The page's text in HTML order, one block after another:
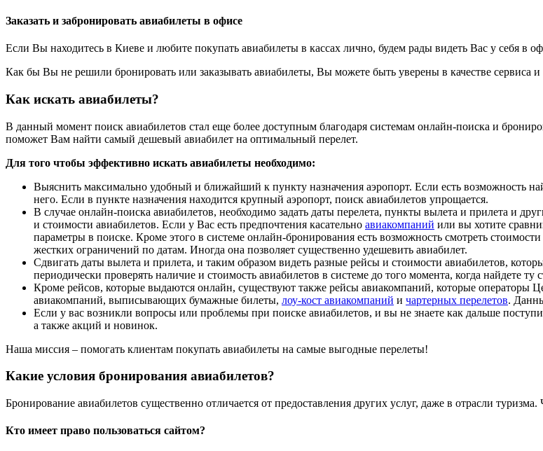
Заказать и забронировать авиабилеты в офисе
Если Вы находитесь в Киеве и любите покупать авиабилеты в кассах лично, будем рады видеть Вас у себя в
Как бы Вы не решили бронировать или заказывать авиабилеты, Вы можете быть уверены в качестве сервиса и
Как искать авиабилеты?
В данный момент поиск авиабилетов стал еще более доступным благодаря системам онлайн-поиска и
поможет Вам найти самый дешевый авиабилет на оптимальный перелет.
Для того чтобы эффективно искать авиабилеты необходимо:
Выяснить максимально удобный и ближайший к пункту назначения аэропорт. Если есть возможность
него. Если в пункте назначения находится крупный аэропорт, поиск авиабилетов упрощается.
В случае онлайн-поиска авиабилетов, необходимо задать даты перелета, пункты вылета и прилета и
и стоимости авиабилетов. Если у Вас есть предпочтения касательно авиакомпаний или вы хотите
параметры в поиске. Кроме этого в системе онлайн-бронирования есть возможность смотреть
жестких ограничений по датам. Иногда она позволяет существенно удешевить авиабилет.
Сдвигать даты вылета и прилета, и таким образом видеть разные рейсы и стоимости авиабилетов,
периодически проверять наличие и стоимость авиабилетов в системе до того момента, когда найдете ту
Кроме рейсов, которые выдаются онлайн, существуют также рейсы авиакомпаний, которые операторы
авиакомпаний, выписывающих бумажные билеты, лоу-кост авиакомпаний и чартерных перелетов.
Если у вас возникли вопросы или проблемы при поиске авиабилетов, и вы не знаете как дальше
а также акций и новинок.
Наша миссия – помогать клиентам покупать авиабилеты на самые выгодные перелеты!
Какие условия бронирования авиабилетов?
Бронирование авиабилетов существенно отличается от предоставления других услуг, даже в отрасли
Кто имеет право пользоваться сайтом?